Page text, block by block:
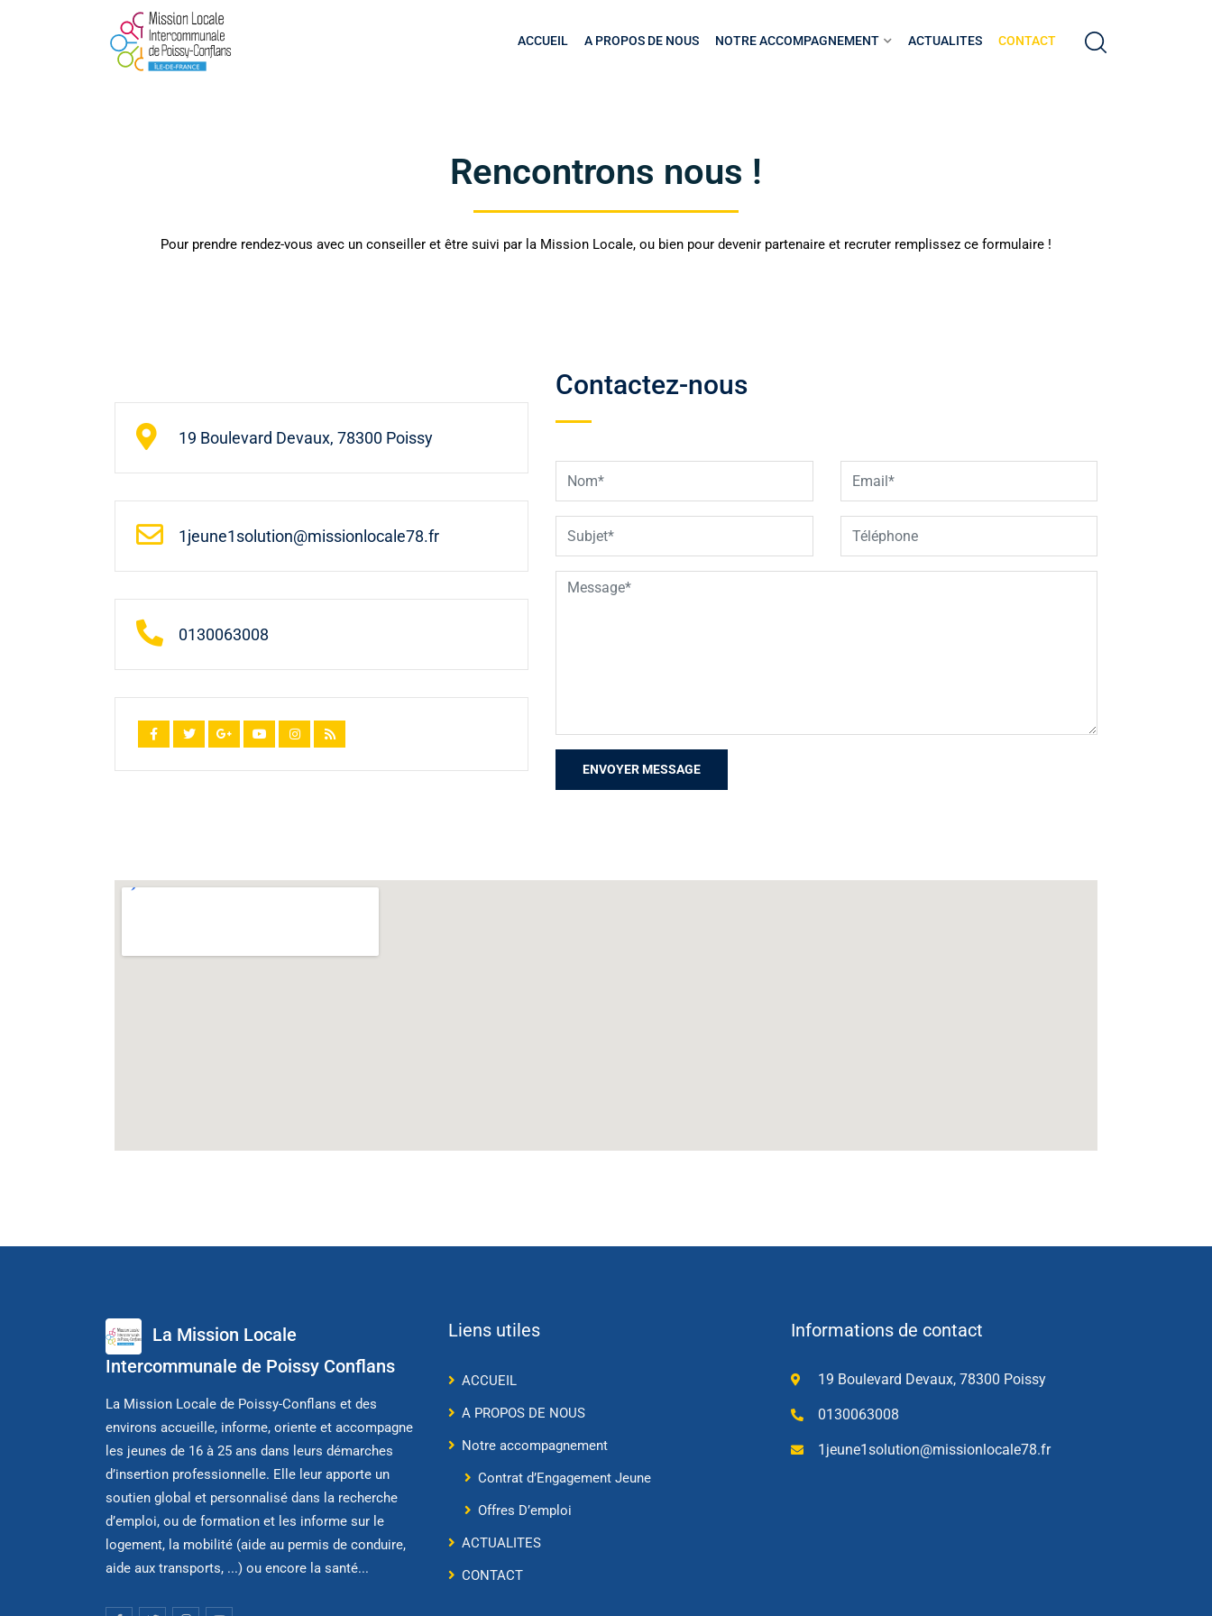
ACCUEIL A PROPOS DE NOUS NOTRE ACCOMPAGNEMENT ACTUALITES CONTACT
Rencontrons nous !
Pour prendre rendez-vous avec un conseiller et être suivi par la Mission Locale, ou bien pour devenir partenaire et recruter remplissez ce formulaire !
19 Boulevard Devaux, 78300 Poissy
1jeune1solution@missionlocale78.fr
0130063008
Contactez-nous
La Mission Locale
Intercommunale de Poissy Conflans
La Mission Locale de Poissy-Conflans et des
environs accueille, informe, oriente et accompagne
les jeunes de 16 à 25 ans dans leurs démarches
d’insertion professionnelle. Elle leur apporte un
soutien global et personnalisé dans la recherche
d’emploi, ou de formation et les informe sur le
logement, la mobilité (aide au permis de conduire,
aide aux transports, ...) ou encore la santé...
Liens utiles
ACCUEIL
A PROPOS DE NOUS
Notre accompagnement
Contrat d’Engagement Jeune
Offres D’emploi
ACTUALITES
CONTACT
Informations de contact
19 Boulevard Devaux, 78300 Poissy
0130063008
1jeune1solution@missionlocale78.fr